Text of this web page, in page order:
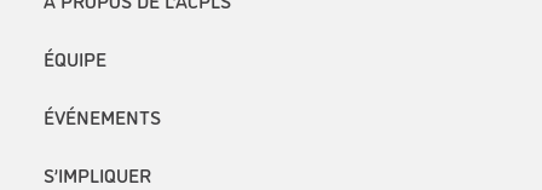
ÉQUIPE
ÉVÉNEMENTS
S’IMPLIQUER